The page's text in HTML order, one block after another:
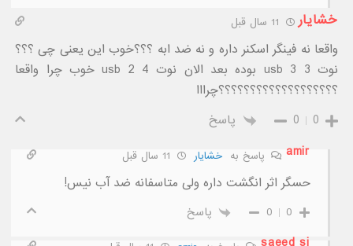
خشایار
واقعا نه فینگر اسکنر داره و نه ضد ابه ؟؟؟خوب این یعنی چی ؟؟؟
نوت 3 usb 3 بوده بعد الان نوت 4 usb 2 خوب چرا واقعا
؟؟؟؟؟؟؟؟؟؟؟؟؟؟؟؟؟؟؟چرااا
0
0
پاسخ
amir
پاسخ به خشایار
حسگر اثر انگشت داره ولی متاسفانه ضد آب نیس!
0
0 پاسخ